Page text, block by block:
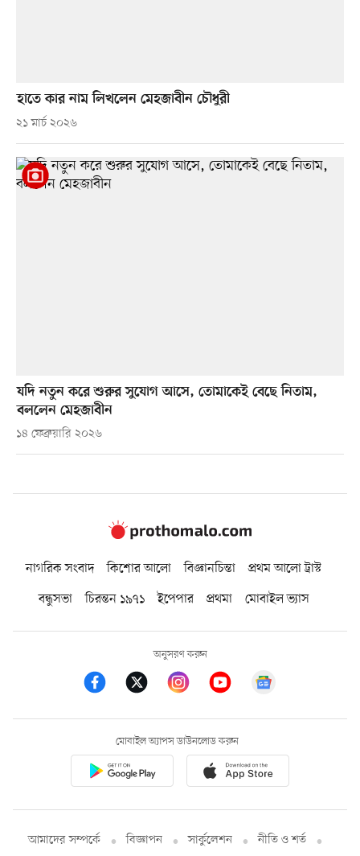
হাতে কার নাম লিখলেন মেহজাবীন চৌধুরী
২১ মার্চ ২০২৬
যদি নতুন করে শুরুর সুযোগ আসে, তোমাকেই বেছে নিতাম,
বললেন মেহজাবীন
১৪ ফেব্রুয়ারি ২০২৬
নাগরিক সংবাদ কিশোর আলো বিজ্ঞানচিন্তা
প্রথম আলো ট্রাস্ট
বন্ধুসভা
চিরন্তন ১৯৭১ ইপেপার প্রথমা মোবাইল ভ্যাস
অনুসরণ করুন
মোবাইল অ্যাপস ডাউনলোড করুন
আমাদের সম্পর্কে বিজ্ঞাপন সার্কুলেশন নীতি ও শর্ত